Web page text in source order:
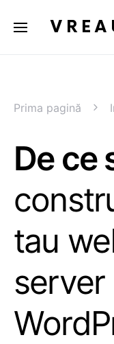
Prima pagină
De ce
tau
server